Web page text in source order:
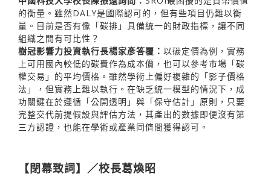
的衡量。雖然DALY是國際認可的，但有些項目仍難以衡
量。目前是否有像「碳排」具備統一的財政指標，讓不同
組織之間有可比性？
樹冠影響力投資執行長楊家彥答覆： 以碳定價為例，實務
上可用國內較低的碳費作為成本價，也可以參考市場「碳
權交易」的平均價格。雖然學術上偏好複雜的「影子價格
法」，但實務上難以執行。在缺乏統一模型的情況下，成
功關鍵在於遵循「公開透明」與「保守估計」原則，只要
完整交代前提假設與評估方法，其產出的數據即便沒有第
三方認證，也能在學術或產業同儕間獲得認可。
【閉幕致詞】／校長葛煥昭